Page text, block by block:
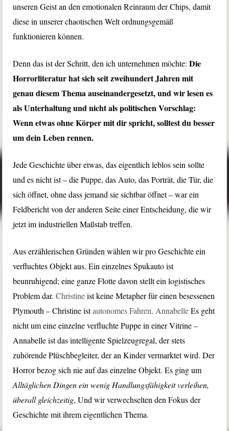
unseren Geist an den emotionalen Reinraum der Chips, damit
diese in unserer chaotischen Welt ordnungsgemäß
funktionieren können.
Denn das ist der Schritt, den ich unternehmen möchte:Die
Horrorliteratur hat sich seit zweihundert Jahren mit
genau diesem Thema auseinandergesetzt, und wir lesen es
als Unterhaltung und nicht als politischen Vorschlag:
Wenn etwas ohne Körper mit dir spricht, solltest du besser
um dein Leben rennen.
Jede Geschichte über etwas, das eigentlich leblos sein sollte
und es nicht ist – die Puppe, das Auto, das Porträt, die Tür, die
sich öffnet, ohne dass jemand sie sichtbar öffnet – war ein
Feldbericht von der anderen Seite einer Entscheidung, die wir
jetzt im industriellen Maßstab treffen.
Aus erzählerischen Gründen wählen wir pro Geschichte ein
verfluchtes Objekt aus. Ein einzelnes Spukauto ist
beunruhigend; eine ganze Flotte davon stellt ein logistisches
Problem dar.Christineist keine Metapher für einen besessenen
Plymouth – Christine istautonomes Fahren. AnnabelleEs geht
nicht um eine einzelne verfluchte Puppe in einer Vitrine –
Annabelle ist das intelligente Spielzeugregal, der stets
zuhörende Plüschbegleiter, der an Kinder vermarktet wird. Der
Horror bezog sich nie auf das einzelne Objekt. Es ging um
Alltäglichen Dingen ein wenig Handlungsfähigkeit verleihen,
überall gleichzeitig, Und wir verwechselten den Fokus der
Geschichte mit ihrem eigentlichen Thema.